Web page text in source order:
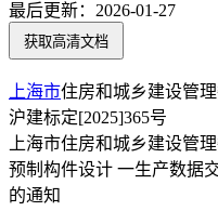
最后更新： 2026-01-27
获取高清文档
上海市住房和城乡建设管
沪建标定[2025]365号
上海市住房和城乡建设管
预制构件设计 一生产数据
的通知